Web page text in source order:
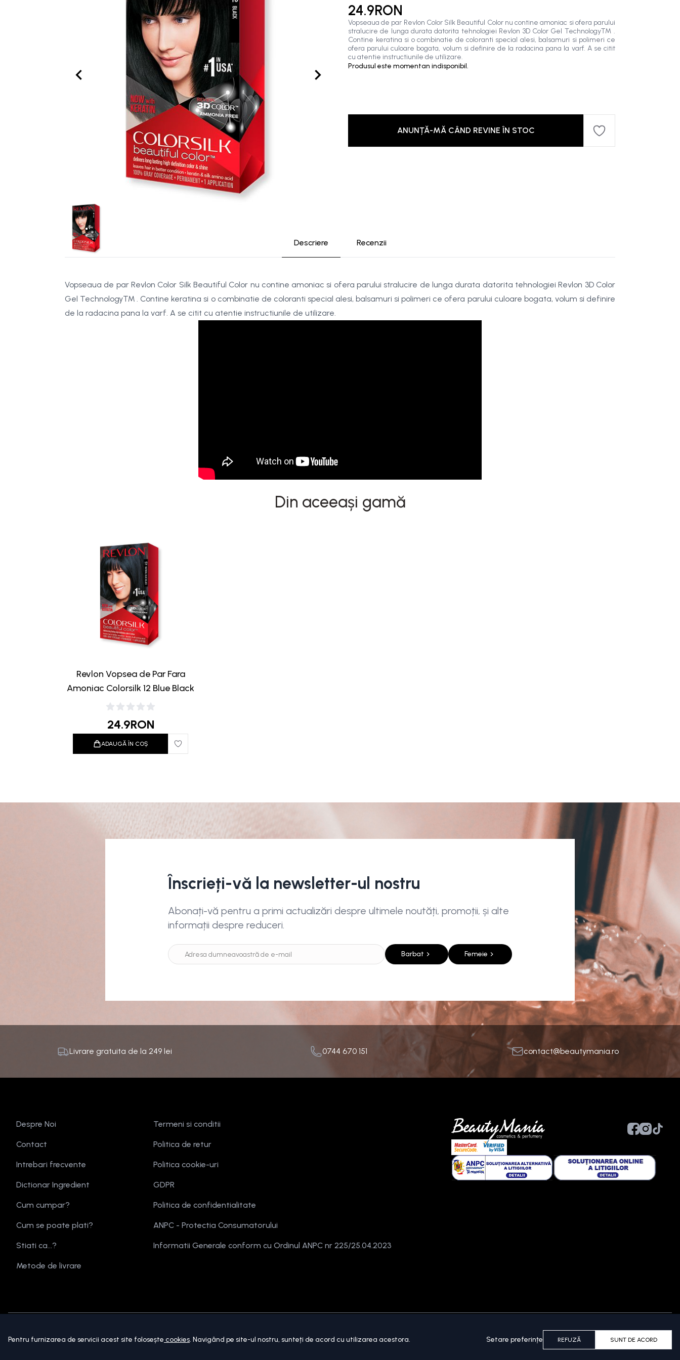
24.9RON
Vopseaua de par Revlon Color Silk Beautiful Color nu contine amoniac si ofera parului
stralucire de lunga durata datorita tehnologiei Revlon 3D Color Gel Technology™ .
Contine keratina si o combinatie de coloranti special alesi, balsamuri si polimeri ce
ofera parului culoare bogata, volum si definire de la radacina pana la varf. A se citit
cu atentie instructiunile de utilizare.
Produsul este momentan indisponibil.
ANUNȚĂ-MĂ CÂND REVINE ÎN STOC
Descriere Recenzii
Vopseaua de par Revlon Color Silk Beautiful Color nu contine amoniac si ofera parului stralucire de lunga durata datorita tehnologiei Revlon 3D Color
Gel Technology™ . Contine keratina si o combinatie de coloranti special alesi, balsamuri si polimeri ce ofera parului culoare bogata, volum si definire
de la radacina pana la varf. A se citit cu atentie instructiunile de utilizare.
Din aceeași gamă
Revlon Vopsea de Par Fara
Amoniac Colorsilk 12 Blue Black
24.9RON
ADAUGĂ ÎN COȘ
Înscrieți-vă la newsletter-ul nostru
Abonați-vă pentru a primi actualizări despre ultimele noutăți, promoții, și alte
informații despre reduceri.
Barbat Femeie
Livrare gratuita de la249 lei 0744 670 151 contact@beautymania.ro
Despre Noi
Contact
Intrebari frecvente
Dictionar Ingredient
Cum cumpar?
Cum se poate plati?
Stiati ca...?
Metode de livrare
Termeni si conditii
Politica de retur
Politica cookie-uri
GDPR
Politica de confidentialitate
ANPC - Protectia Consumatorului
Informatii Generale conform cu Ordinul ANPC nr 225/25.04.2023
Copyright ©2026beautymania.ro.Toate drepturile sunt rezervate.
Pentru furnizarea de servicii acest site folosește cookies. Navigând pe site-ul nostru, sunteți de acord cu utilizarea acestora. Setare preferințe REFUZĂ SUNT DE ACORD